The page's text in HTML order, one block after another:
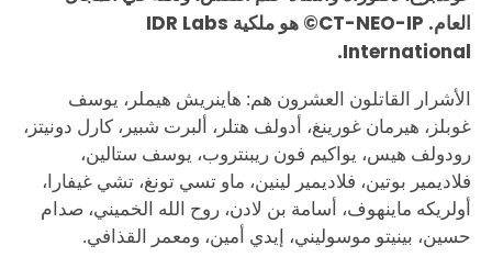
العام. CT-NEO-IP© هو ملكية IDR Labs
International.
الأشرار القاتلون العشرون هم: هاينريش هيملر، يوسف
غوبلز، هيرمان غورينغ، أدولف هتلر، ألبرت شبير، كارل دونيتز،
رودولف هيس، يواكيم فون ريبنتروب، يوسف ستالين،
فلاديمير بوتين، فلاديمير لينين، ماو تسي تونغ، تشي غيفارا،
أولريكه ماينهوف، أسامة بن لادن، روح الله الخميني، صدام
حسين، بينيتو موسوليني، إيدي أمين، ومعمر القذافي.